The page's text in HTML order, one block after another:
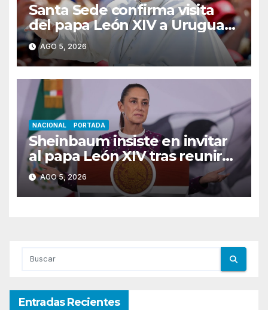
Santa Sede confirma visita
del papa León XIV a Uruguay,
Argentina y Perú en
noviembre
AGO 5, 2026
NACIONAL PORTADA
Sheinbaum insiste en invitar
al papa León XIV tras reunirse
con el secretario de Estado
del Vaticano
AGO 5, 2026
Entradas Recientes